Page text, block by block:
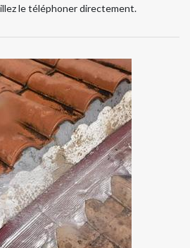
le téléphoner directement.